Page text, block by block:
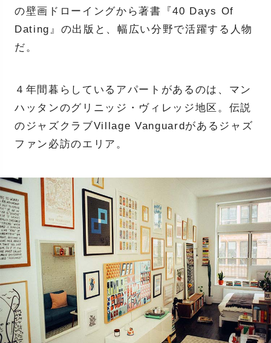
の壁画ドローイングから著書『40 Days Of
Dating』の出版と、幅広い分野で活躍する人物
だ。
４年間暮らしているアパートがあるのは、マン
ハッタンのグリニッジ・ヴィレッジ地区。伝説
のジャズクラブVillage Vanguardがあるジャズ
ファン必訪のエリア。